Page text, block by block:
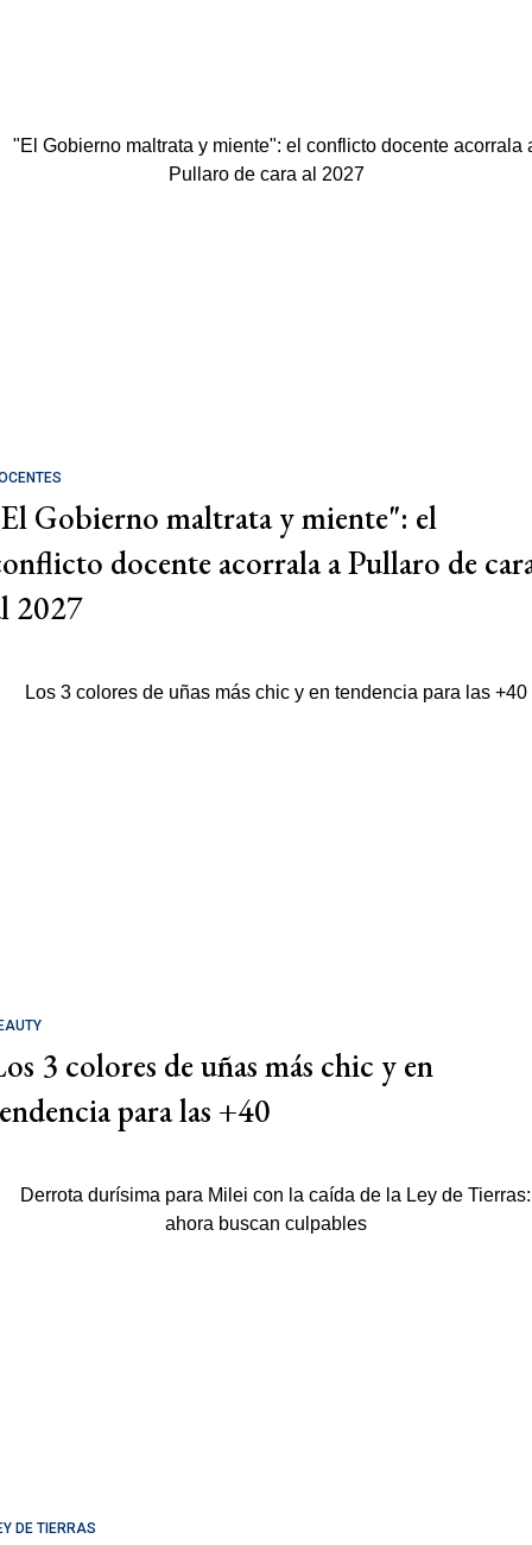
Gobierno maltrata y miente": el
docente acorrala a Pullaro de
2027
3 colores de uñas más chic y en
para las +40
DE TIERRAS